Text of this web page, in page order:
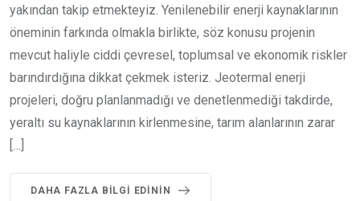
yakından takip etmekteyiz. Yenilenebilir enerji kaynaklarının
öneminin farkında olmakla birlikte, söz konusu projenin
mevcut haliyle ciddi çevresel, toplumsal ve ekonomik riskler
barındırdığına dikkat çekmek isteriz. Jeotermal enerji
projeleri, doğru planlanmadığı ve denetlenmediği takdirde,
yeraltı su kaynaklarının kirlenmesine, tarım alanlarının zarar
[…]
DAHA FAZLA BILGI EDININ